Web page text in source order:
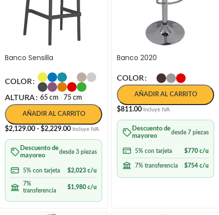
Banco Sensilla
COLOR
ALTURA 65 cm 75 cm
AÑADIR AL CARRITO
$2,129.00 - $2,229.00 Incluye IVA
Descuento de
mayoreo
desde 3 piezas
5% con tarjeta $2,023 c/u
7%
transferencia
$1,980 c/u
Banco 2020
COLOR
AÑADIR AL CARRITO
$811.00 Incluye IVA
Descuento de
mayoreo
desde 7 piezas
5% con tarjeta $770 c/u
7% transferencia $754 c/u